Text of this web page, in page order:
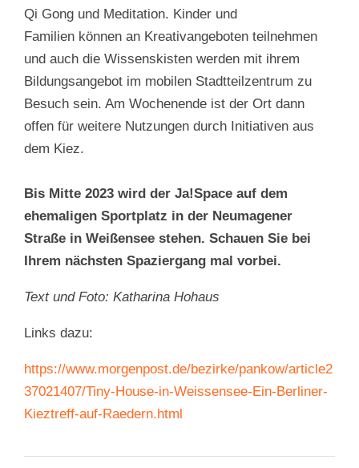
Qi Gong und Meditation. Kinder und
Familien können an Kreativangeboten teilnehmen
und auch die Wissenskisten werden mit ihrem
Bildungsangebot im mobilen Stadtteilzentrum zu
Besuch sein. Am Wochenende ist der Ort dann
offen für weitere Nutzungen durch Initiativen aus
dem Kiez.
Bis Mitte 2023 wird der Ja!Space auf dem
ehemaligen Sportplatz in der Neumagener
Straße in Weißensee stehen. Schauen Sie bei
Ihrem nächsten Spaziergang mal vorbei.
Text und Foto: Katharina Hohaus
Links dazu:
https://www.morgenpost.de/bezirke/pankow/article2
37021407/Tiny-House-in-Weissensee-Ein-Berliner-
Kieztreff-auf-Raedern.html